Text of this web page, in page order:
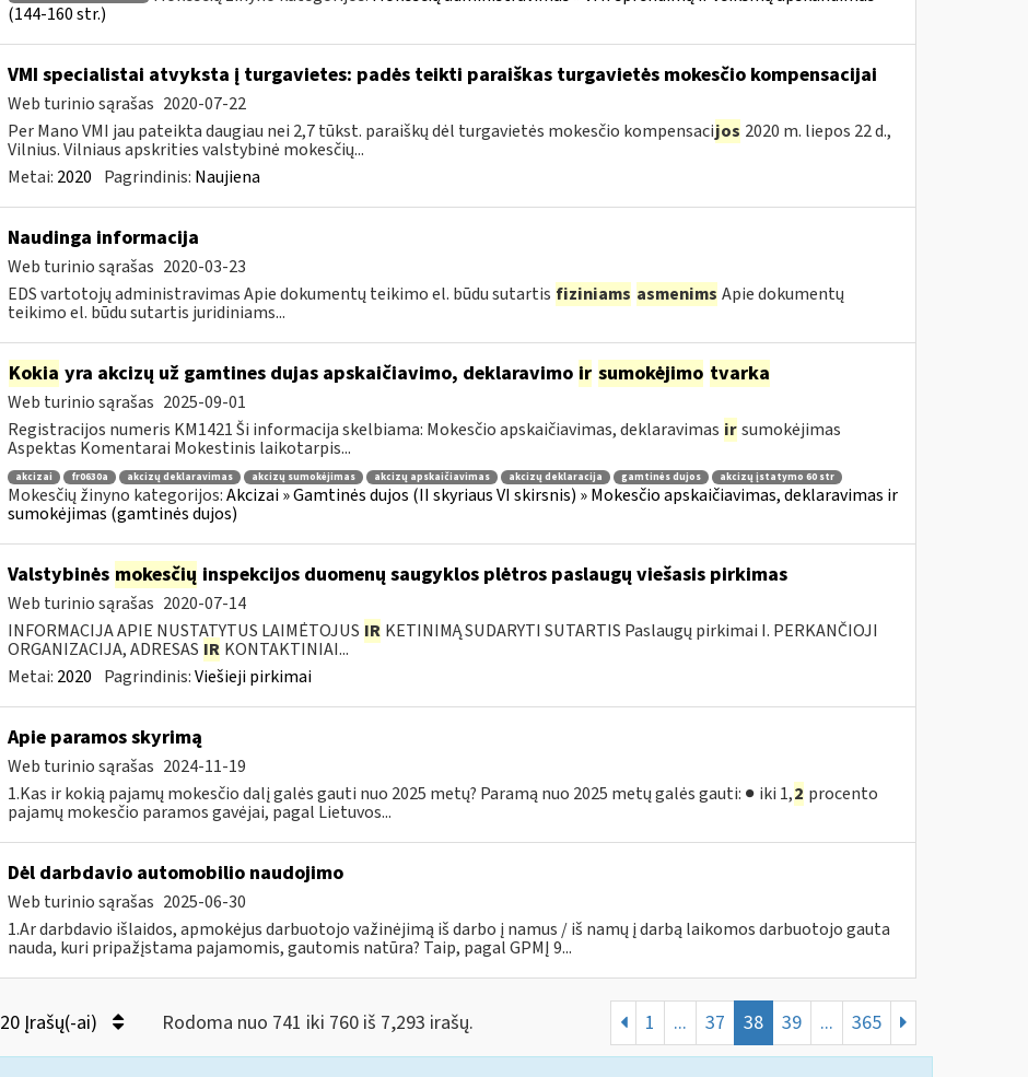
(144-160 str.)
VMI specialistai atvyksta į turgavietes: padės teikti paraiškas turgavietės mokesčio kompensacijai
Web turinio sąrašas 2020-07-22
Per Mano VMI jau pateikta daugiau nei 2,7 tūkst. paraiškų dėl turgavietės mokesčio kompensacijos 2020 m. liepos 22 d.,
Vilnius. Vilniaus apskrities valstybinė mokesčių...
Metai: 2020 Pagrindinis: Naujiena
Naudinga informacija
Web turinio sąrašas 2020-03-23
EDS vartotojų administravimas Apie dokumentų teikimo el. būdu sutartis fiziniams asmenims Apie dokumentų
teikimo el. būdu sutartis juridiniams...
Kokia yra akcizų už gamtines dujas apskaičiavimo, deklaravimo ir sumokėjimo tvarka
Web turinio sąrašas 2025-09-01
Registracijos numeris KM1421 Ši informacija skelbiama: Mokesčio apskaičiavimas, deklaravimas ir sumokėjimas
Aspektas Komentarai Mokestinis laikotarpis...
akcizai fr0630a akcizų deklaravimas akcizų sumokėjimas akcizų apskaičiavimas akcizų deklaracija gamtinės dujos akcizų įstatymo 60 str
Mokesčių žinyno kategorijos:Akcizai » Gamtinės dujos (II skyriaus VI skirsnis) » Mokesčio apskaičiavimas, deklaravimas ir
sumokėjimas (gamtinės dujos)
Valstybinės mokesčių inspekcijos duomenų saugyklos plėtros paslaugų viešasis pirkimas
Web turinio sąrašas 2020-07-14
INFORMACIJA APIE NUSTATYTUS LAIMĖTOJUS IR KETINIMĄ SUDARYTI SUTARTIS Paslaugų pirkimai I. PERKANČIOJI
ORGANIZACIJA, ADRESAS IR KONTAKTINIAI...
Metai: 2020 Pagrindinis:Viešieji pirkimai
Apie paramos skyrimą
Web turinio sąrašas 2024-11-19
1.Kas ir kokią pajamų mokesčio dalį galės gauti nuo 2025 metų? Paramą nuo 2025 metų galės gauti: ● iki 1,2 procento
pajamų mokesčio paramos gavėjai, pagal Lietuvos...
Dėl darbdavio automobilio naudojimo
Web turinio sąrašas 2025-06-30
1.Ar darbdavio išlaidos, apmokėjus darbuotojo važinėjimą iš darbo į namus / iš namų į darbą laikomos darbuotojo gauta
nauda, kuri pripažįstama pajamomis, gautomis natūra? Taip, pagal GPMĮ 9...
20 Įrašų(-ai) Rodoma nuo 741 iki 760 iš 7,293 irašų. 1 ... 37 38 39 ... 365